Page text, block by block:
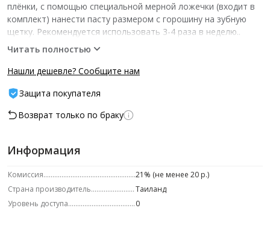
плёнки, с помощью специальной мерной ложечки (входит в
комплект) нанести пасту размером с горошину на зубную
щетку. Рекомендуется использовать 3-4 раза в неделю..
№ДС: RU Д-ТН.РА04.В.95747/23. Не является лекарственным
Читать полностью
Нашли дешевле? Сообщите нам
Защита покупателя
Возврат только по браку
Информация
Комиссия
21% (не менее 20 р.)
Страна производитель
Таиланд
Уровень доступа
0